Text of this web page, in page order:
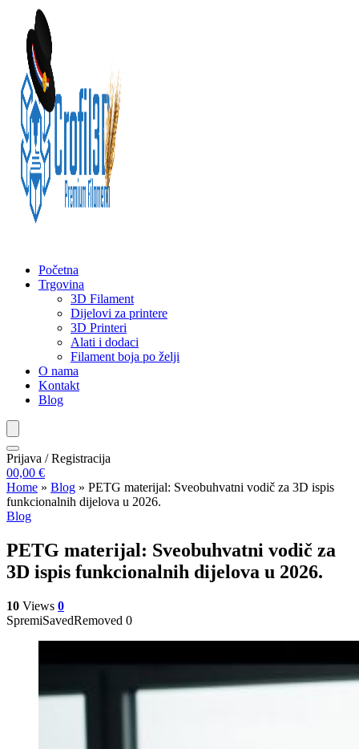
Početna
Trgovina
3D Filament
Dijelovi za printere
3D Printeri
Alati i dodaci
Filament boja po želji
O nama
Kontakt
Blog
Prijava / Registracija
00,00 €
Home » Blog » PETG materijal: Sveobuhvatni vodič za 3D ispis
funkcionalnih dijelova u 2026.
Blog
PETG materijal: Sveobuhvatni vodič za
3D ispis funkcionalnih dijelova u 2026.
10 Views 0
SpremiSavedRemoved 0